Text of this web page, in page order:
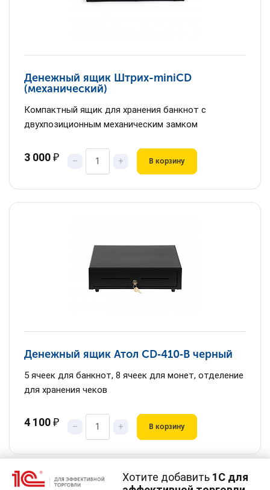
Денежный ящик Штрих-miniCD
(механический)
Компактный ящик для хранения банкнот с
двухпозиционным механическим замком
3 000₽ – + В корзину
Денежный ящик Атол CD‑410‑B черный
5 ячеек для банкнот, 8 ячеек для монет, отделение
для хранения чеков
4 100₽ – + В корзину
Хотите добавить 1С для